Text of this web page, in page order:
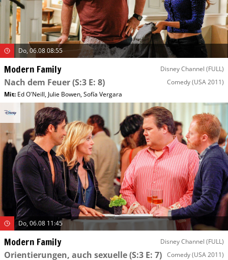
Do, 06.08 08:55
Modern Family Disney Channel (FULL)
Nach dem Feuer(S:3 E: 8) Comedy(USA 2011)
Mit: Ed O'Neill, Julie Bowen,Sofía Vergara
Do, 06.08 11:45
Modern Family Disney Channel (FULL)
Orientierungen, auch sexuelle(S:3 E: 7) Comedy(USA 2011)